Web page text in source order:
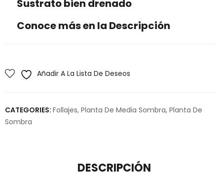
Sustrato bien drenado
Conoce más en la Descripción
Añadir A La Lista De Deseos
CATEGORIES: Follajes, Planta De Media Sombra, Planta De
Sombra
DESCRIPCIÓN